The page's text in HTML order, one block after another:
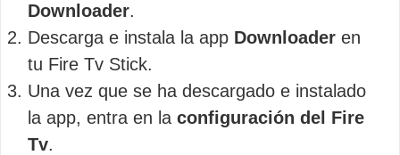
Downloader.
Descarga e instala la app Downloader en
tu Fire Tv Stick.
Una vez que se ha descargado e instalado
la app, entra en la configuración del Fire
Tv.